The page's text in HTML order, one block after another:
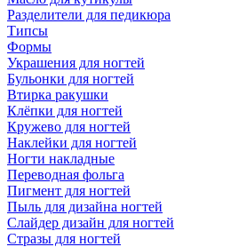
Разделители для педикюра
Типсы
Формы
Украшения для ногтей
Бульонки для ногтей
Втирка ракушки
Клёпки для ногтей
Кружево для ногтей
Наклейки для ногтей
Ногти накладные
Переводная фольга
Пигмент для ногтей
Пыль для дизайна ногтей
Слайдер дизайн для ногтей
Стразы для ногтей